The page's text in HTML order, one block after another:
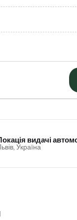
видачі
Україна